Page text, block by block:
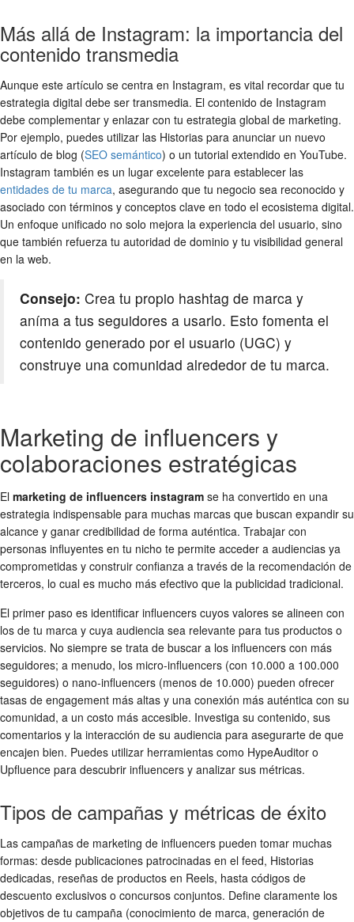
Más allá de Instagram: la importancia del
contenido transmedia
Aunque este artículo se centra en Instagram, es vital recordar que tu
estrategia digital debe ser transmedia. El contenido de Instagram
debe complementar y enlazar con tu estrategia global de marketing.
Por ejemplo, puedes utilizar las Historias para anunciar un nuevo
artículo de blog (SEO semántico) o un tutorial extendido en YouTube.
Instagram también es un lugar excelente para establecer las
entidades de tu marca, asegurando que tu negocio sea reconocido y
asociado con términos y conceptos clave en todo el ecosistema digital.
Un enfoque unificado no solo mejora la experiencia del usuario, sino
que también refuerza tu autoridad de dominio y tu visibilidad general
en la web.
Consejo: Crea tu propio hashtag de marca y
aníma a tus seguidores a usarlo. Esto fomenta el
contenido generado por el usuario (UGC) y
construye una comunidad alrededor de tu marca.
Marketing de influencers y
colaboraciones estratégicas
El marketing de influencers instagram se ha convertido en una
estrategia indispensable para muchas marcas que buscan expandir su
alcance y ganar credibilidad de forma auténtica. Trabajar con
personas influyentes en tu nicho te permite acceder a audiencias ya
comprometidas y construir confianza a través de la recomendación de
terceros, lo cual es mucho más efectivo que la publicidad tradicional.
El primer paso es identificar influencers cuyos valores se alineen con
los de tu marca y cuya audiencia sea relevante para tus productos o
servicios. No siempre se trata de buscar a los influencers con más
seguidores; a menudo, los micro-influencers (con 10.000 a 100.000
seguidores) o nano-influencers (menos de 10.000) pueden ofrecer
tasas de engagement más altas y una conexión más auténtica con su
comunidad, a un costo más accesible. Investiga su contenido, sus
comentarios y la interacción de su audiencia para asegurarte de que
encajen bien. Puedes utilizar herramientas como HypeAuditor o
Upfluence para descubrir influencers y analizar sus métricas.
Tipos de campañas y métricas de éxito
Las campañas de marketing de influencers pueden tomar muchas
formas: desde publicaciones patrocinadas en el feed, Historias
dedicadas, reseñas de productos en Reels, hasta códigos de
descuento exclusivos o concursos conjuntos. Define claramente los
objetivos de tu campaña (conocimiento de marca, generación de